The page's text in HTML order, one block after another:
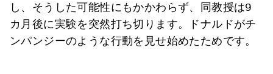
し、そうした可能性にもかかわらず、同教授は9
カ月後に実験を突然打ち切ります。ドナルドがチ
ンパンジーのような行動を見せ始めたためです。